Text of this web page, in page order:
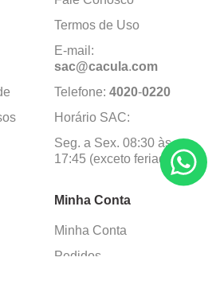
Termos de Uso
E-mail:
sac@cacula.com
Telefone: 4020-0220
Horário SAC:
Seg. a Sex. 08:30 às
17:45 (exceto feriados)
Minha Conta
Minha Conta
Pedidos